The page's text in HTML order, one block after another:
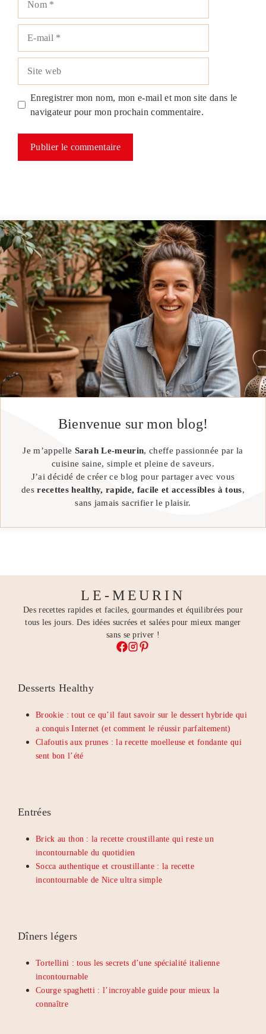
Enregistrer mon nom, mon e-mail et mon site dans le
navigateur pour mon prochain commentaire.
Bienvenue sur mon blog!
Je m’appelle Sarah Le-meurin, cheffe passionnée par la
cuisine saine, simple et pleine de saveurs.
J’ai décidé de créer ce blog pour partager avec vous
desrecettes healthy, rapide, facile et accessibles à tous,
sans jamais sacrifier le plaisir.
LE-MEURIN
Des recettes rapides et faciles, gourmandes et équilibrées pour
tous les jours. Des idées sucrées et salées pour mieux manger
sans se priver !
Desserts Healthy
Brookie : tout ce qu’il faut savoir sur le dessert hybride qui
a conquis Internet (et comment le réussir parfaitement)
Clafoutis aux prunes : la recette moelleuse et fondante qui
sent bon l’été
Entrées
Brick au thon : la recette croustillante qui reste un
incontournable du quotidien
Socca authentique et croustillante : la recette
incontournable de Nice ultra simple
Dîners légers
Tortellini : tous les secrets d’une spécialité italienne
incontournable
Courge spaghetti : l’incroyable guide pour mieux la
connaître